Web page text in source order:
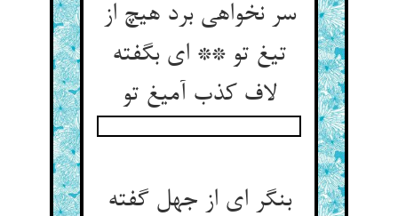
سر نخواهی برد هیچ از
تیغ تو ** ای بگفته
لاف کذب آمیغ تو
بنگر ای از جهل گفته